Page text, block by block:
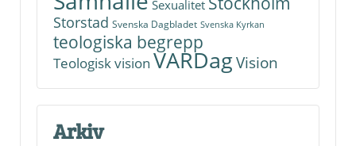
Sexualitet
Storstad Svenska Dagbladet Svenska Kyrkan
teologiska begrepp
Teologisk vision VARDagVision
Arkiv